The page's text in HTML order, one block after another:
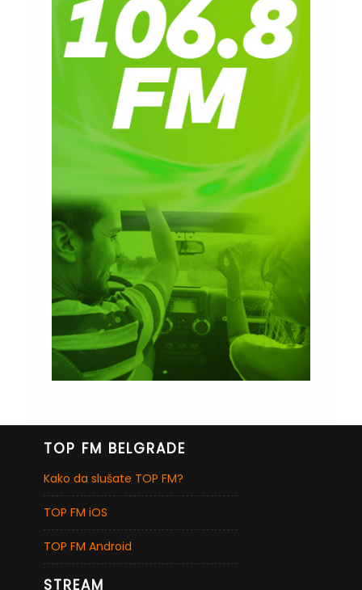
TOP FM BELGRADE
Kako da slušate TOP FM?
TOP FM iOS
TOP FM Android
STREAM